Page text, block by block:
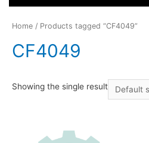
Home / Products tagged “CF4049”
CF4049
Showing the single result